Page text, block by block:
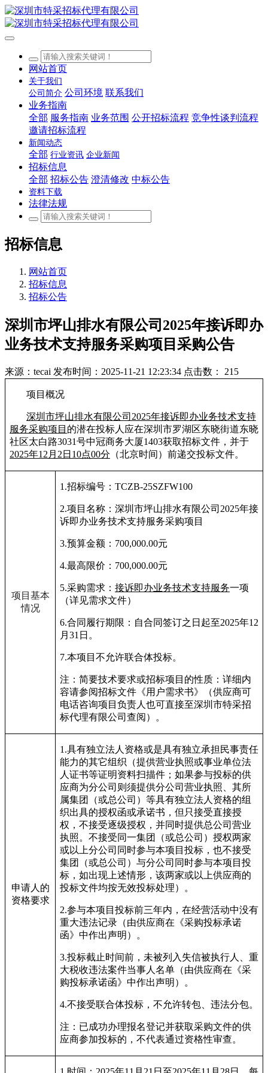
网站首页
关于我们
公司简介 公司环境 联系我们
业务指南
全部 服务指南 业务范围 公开招标流程 竞争性谈判流程
邀请招标流程
新闻动态
全部 行业资讯 企业新闻
招标信息
全部 招标公告 澄清修改 中标公告
资料下载
法律法规
招标信息
网站首页
招标信息
招标公告
深圳市坪山排水有限公司2025年接诉即办
业务技术支持服务采购项目采购公告
来源：tecai 发布时间：2025-11-21 12:23:34 点击数： 215
项目概况
深圳市坪山排水有限公司2025年接诉即办业务技术支持
服务采购项目 的潜在投标人应在深圳市罗湖区东晓街道东晓
社区太白路3031号中冠商务大厦1403获取招标文件，并于
2025年12月2日10点00分 （北京时间）前递交投标文件。
项目基本
情况
1.招标编号：TCZB-25SZFW100
2.项目名称： 深圳市坪山排水有限公司2025年接
诉即办业务技术支持服务采购项目
3.预算金额： 700,000.00元
4.最高限价： 700,000.00元
5.采购需求： 接诉即办业务技术支持服务一项
（详见需求文件）
6.合同履行期限： 自合同签订之日起至2025年12
月31日。
7.本项目不允许联合体投标。
注：简要技术要求或招标项目的性质：详细内
容请参阅招标文件《用户需求书》（供应商可
电话咨询项目负责人也可直接至深圳市特采招
标代理有限公司查阅）。
申请人的
资格要求
1.具有独立法人资格或是具有独立承担民事责任
能力的其它组织（提供营业执照或事业单位法
人证书等证明资料扫描件；如果参与投标的供
应商为分公司则须提供分公司营业执照、其所
属集团（或总公司）等具有独立法人资格的组
织出具的授权函或承诺书，但只接受直接授
权，不接受逐级授权，并同时提供总公司营业
执照。不接受同一集团（或总公司）授权两家
或以上分公司同时参与本项目投标，也不接受
集团（或总公司）与分公司同时参与本项目投
标，如出现上述情形，该两家或以上供应商的
投标文件均按无效投标处理）。
2.参与本项目投标前三年内，在经营活动中没有
重大违法记录（由供应商在《采购投标承诺
函》中作出声明）。
3.投标截止时间前，未被列入失信被执行人、重
大税收违法案件当事人名单（由供应商在《采
购投标承诺函》中作出声明）。
4.不接受联合体投标，不允许转包、违法分包。
注：已成功办理报名登记并获取采购文件的供
应商参加投标的，不代表通过资格性审查。